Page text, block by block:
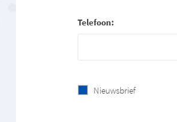
Telefoon:
Nieuwsbrief